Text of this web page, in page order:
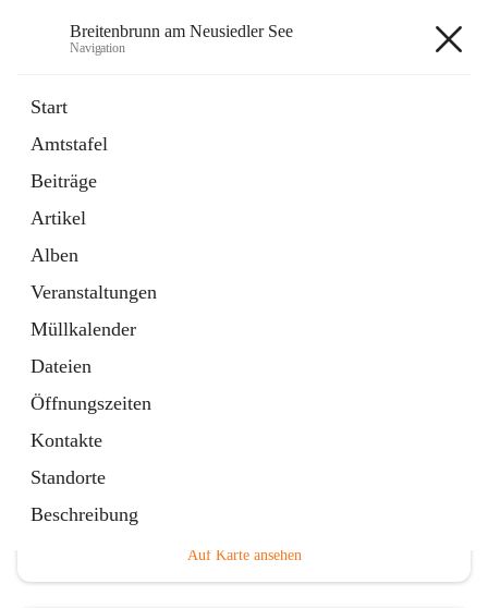
Breitenbrunn am Neusiedler See
Navigation
Start
Amtstafel
Beiträge
Artikel
Alben
Veranstaltungen
Müllkalender
Dateien
Öffnungszeiten
Kontakte
Standorte
Beschreibung
18 Schnellzugriffe
Gemeindeservice
Auf Karte ansehen